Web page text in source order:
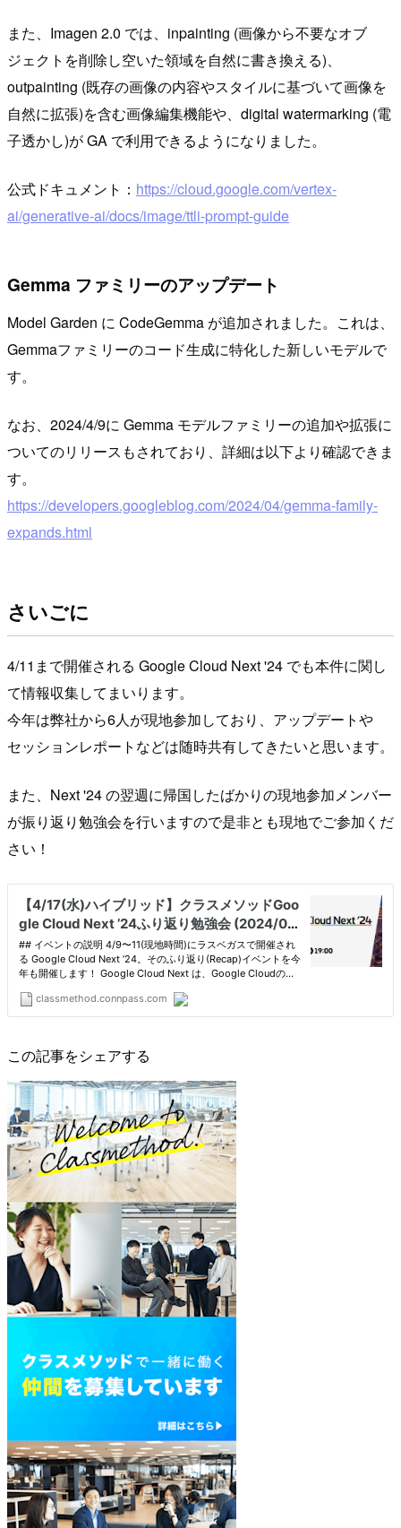
また、Imagen 2.0 では、inpainting (画像から不要なオブ
ジェクトを削除し空いた領域を自然に書き換える)、
outpainting (既存の画像の内容やスタイルに基づいて画像を
自然に拡張)を含む画像編集機能や、digital watermarking (電
子透かし)が GA で利用できるようになりました。
公式ドキュメント： https://cloud.google.com/vertex-
ai/generative-ai/docs/image/ttli-prompt-guide
Gemma ファミリーのアップデート
Model Garden に CodeGemma が追加されました。これは、
Gemmaファミリーのコード生成に特化した新しいモデルで
す。
なお、2024/4/9に Gemma モデルファミリーの追加や拡張に
ついてのリリースもされており、詳細は以下より確認できま
す。
https://developers.googleblog.com/2024/04/gemma-family-
expands.html
さいごに
4/11まで開催される Google Cloud Next '24 でも本件に関し
て情報収集してまいります。
今年は弊社から6人が現地参加しており、アップデートや
セッションレポートなどは随時共有してきたいと思います。
また、Next '24 の翌週に帰国したばかりの現地参加メンバー
が振り返り勉強会を行いますので是非とも現地でご参加くだ
さい！
この記事をシェアする